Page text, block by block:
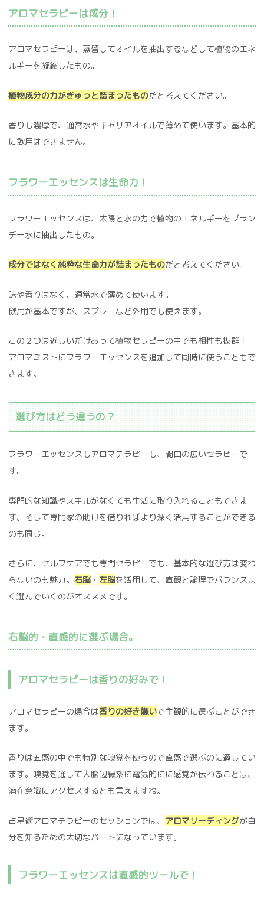
アロマセラピーは成分！
アロマセラピーは、蒸留してオイルを抽出するなどして植物のエネ
ルギーを凝縮したもの。
植物成分の力がぎゅっと詰まったものだと考えてください。
香りも濃厚で、通常水やキャリアオイルで薄めて使います。基本的
に飲用はできません。
フラワーエッセンスは生命力！
フラワーエッセンスは、太陽と水の力で植物のエネルギーをブラン
デー水に抽出したもの。
成分ではなく純粋な生命力が詰まったものだと考えてください。
味や香りはなく、通常水で薄めて使います。
飲用が基本ですが、スプレーなど外用でも使えます。
この２つは近しいだけあって植物セラピーの中でも相性も抜群！
アロマミストにフラワーエッセンスを追加して同時に使うこともで
きます。
選び方はどう違うの？
フラワーエッセンスもアロマテラピーも、間口の広いセラピーで
す。
専門的な知識やスキルがなくても生活に取り入れることもできま
す。そして専門家の助けを借りればより深く活用することができる
のも同じ。
さらに、セルフケアでも専門セラピーでも、基本的な選び方は変わ
らないのも魅力。 右脳 ・ 左脳を活用して、直観と論理でバランスよ
く選んでいくのがオススメです。
右脳的・直感的に選ぶ場合。
アロマセラピーは香りの好みで！
アロマセラピーの場合は香りの好き嫌いで主観的に選ぶことができ
ます。
香りは五感の中でも特別な嗅覚を使うので直感で選ぶのに適してい
ます。嗅覚を通して大脳辺縁系に電気的にに感覚が伝わることは、
潜在意識にアクセスするとも言えますね。
占星術アロマテラピーのセッションでは、 アロマリーディングが自
分を知るための大切なパートになっています。
フラワーエッセンスは直感的ツールで！